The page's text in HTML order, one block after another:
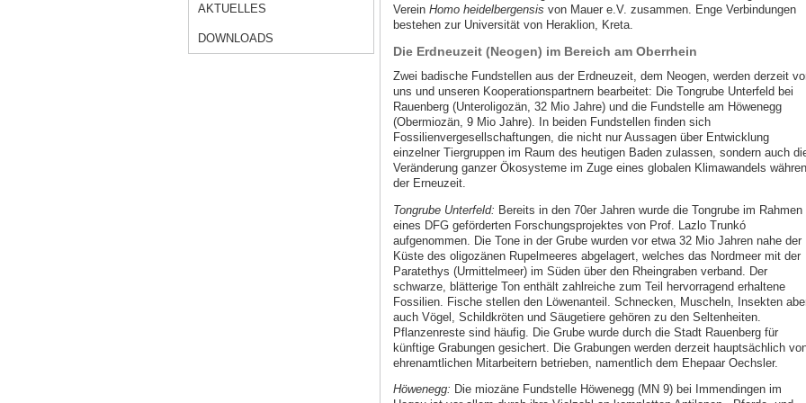
AKTUELLES
DOWNLOADS
Verein Homo heidelbergensis von Mauer e.V. zusammen. Enge Verbindungen
bestehen zur Universität von Heraklion, Kreta.
Die Erdneuzeit (Neogen) im Bereich am Oberrhein
Zwei badische Fundstellen aus der Erdneuzeit, dem Neogen, werden derzeit
uns und unseren Kooperationspartnern bearbeitet: Die Tongrube Unterfeld bei
Rauenberg (Unteroligozän, 32 Mio Jahre) und die Fundstelle am Höwenegg
(Obermiozän, 9 Mio Jahre). In beiden Fundstellen finden sich
Fossilienvergesellschaftungen, die nicht nur Aussagen über Entwicklung
einzelner Tiergruppen im Raum des heutigen Baden zulassen, sondern auch
Veränderung ganzer Ökosysteme im Zuge eines globalen Klimawandels
der Erneuzeit.
Tongrube Unterfeld: Bereits in den 70er Jahren wurde die Tongrube im Rahmen
eines DFG geförderten Forschungsprojektes von Prof. Lazlo Trunkó
aufgenommen. Die Tone in der Grube wurden vor etwa 32 Mio Jahren nahe der
Küste des oligozänen Rupelmeeres abgelagert, welches das Nordmeer mit der
Paratethys (Urmittelmeer) im Süden über den Rheingraben verband. Der
schwarze, blätterige Ton enthält zahlreiche zum Teil hervorragend erhaltene
Fossilien. Fische stellen den Löwenanteil. Schnecken, Muscheln, Insekten
auch Vögel, Schildkröten und Säugetiere gehören zu den Seltenheiten.
Pflanzenreste sind häufig. Die Grube wurde durch die Stadt Rauenberg für
künftige Grabungen gesichert. Die Grabungen werden derzeit hauptsächlich
ehrenamtlichen Mitarbeitern betrieben, namentlich dem Ehepaar Oechsler.
Höwenegg: Die miozäne Fundstelle Höwenegg (MN 9) bei Immendingen im